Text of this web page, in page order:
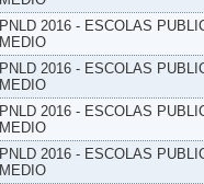
PNLD 2016 - ESCOLAS
MEDIO
PNLD 2016 - ESCOLAS
MEDIO
PNLD 2016 - ESCOLAS
MEDIO
PNLD 2016 - ESCOLAS
MEDIO